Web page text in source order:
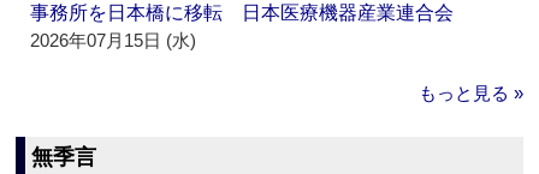
事務所を日本橋に移転 日本医療機器産業連合会
2026年07月15日 (水)
もっと見る »
無季言